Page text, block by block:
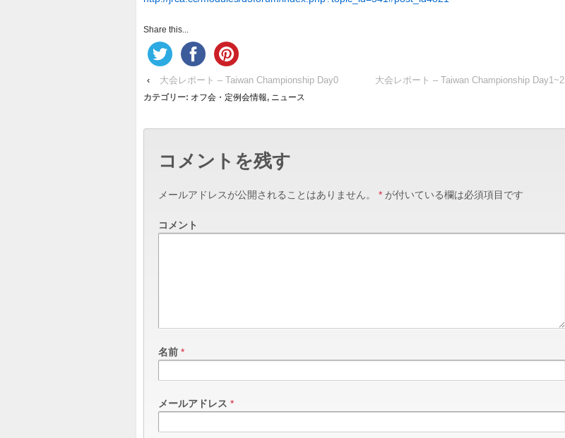
Share this...
‹ 大会レポート – Taiwan Championship Day0 大会レポート – Taiwan Championship Day1~2
カテゴリー: オフ会・定例会情報, ニュース
コメントを残す
メールアドレスが公開されることはありません。 * が付いている欄は必須項目です
コメント
名前 *
メールアドレス *